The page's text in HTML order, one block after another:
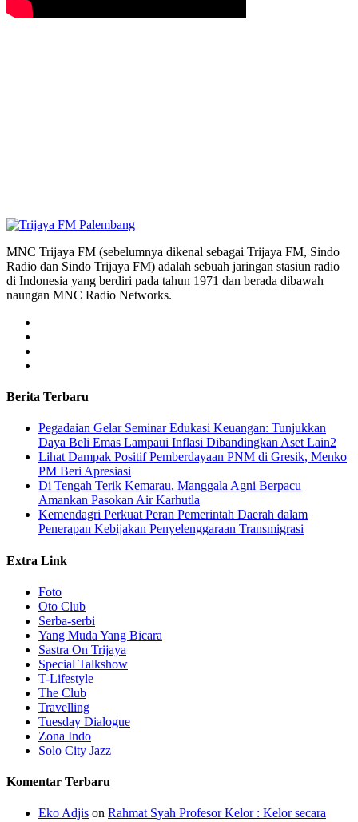
MNC Trijaya FM (sebelumnya dikenal sebagai Trijaya FM, Sindo
Radio dan Sindo Trijaya FM) adalah sebuah jaringan stasiun radio
di Indonesia yang berdiri pada tahun 1971 dan berada dibawah
naungan MNC Radio Networks.
Berita Terbaru
Pegadaian Gelar Seminar Edukasi Keuangan: Tunjukkan
Daya Beli Emas Lampaui Inflasi Dibandingkan Aset Lain2
Lihat Dampak Positif Pemberdayaan PNM di Gresik, Menko
PM Beri Apresiasi
​Di Tengah Terik Kemarau, Manggala Agni Berpacu
Amankan Pasokan Air Karhutla
Kemendagri Perkuat Peran Pemerintah Daerah dalam
Penerapan Kebijakan Penyelenggaraan Transmigrasi
Extra Link
Foto
Oto Club
Serba-serbi
Yang Muda Yang Bicara
Sastra On Trijaya
Special Talkshow
T-Lifestyle
The Club
Travelling
Tuesday Dialogue
Zona Indo
Solo City Jazz
Komentar Terbaru
Eko Adjis on Rahmat Syah Profesor Kelor : Kelor secara